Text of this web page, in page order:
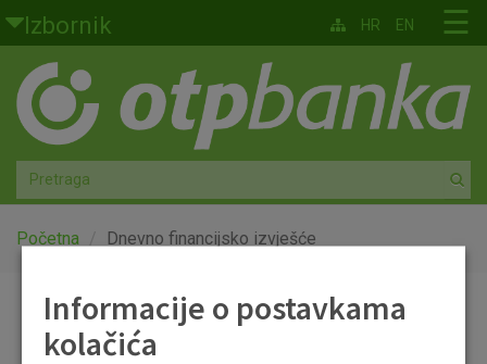
Skoči na glavni sadržaj
Izbornik
Građani
Privatno bankarstvo
Agro
Mala poduzeća i obrtnici
Globalna tržišta
☰
HR EN
Početna Dnevno financijsko izvješće
Dnevno financijsko
Informacije o postavkama
kolačića